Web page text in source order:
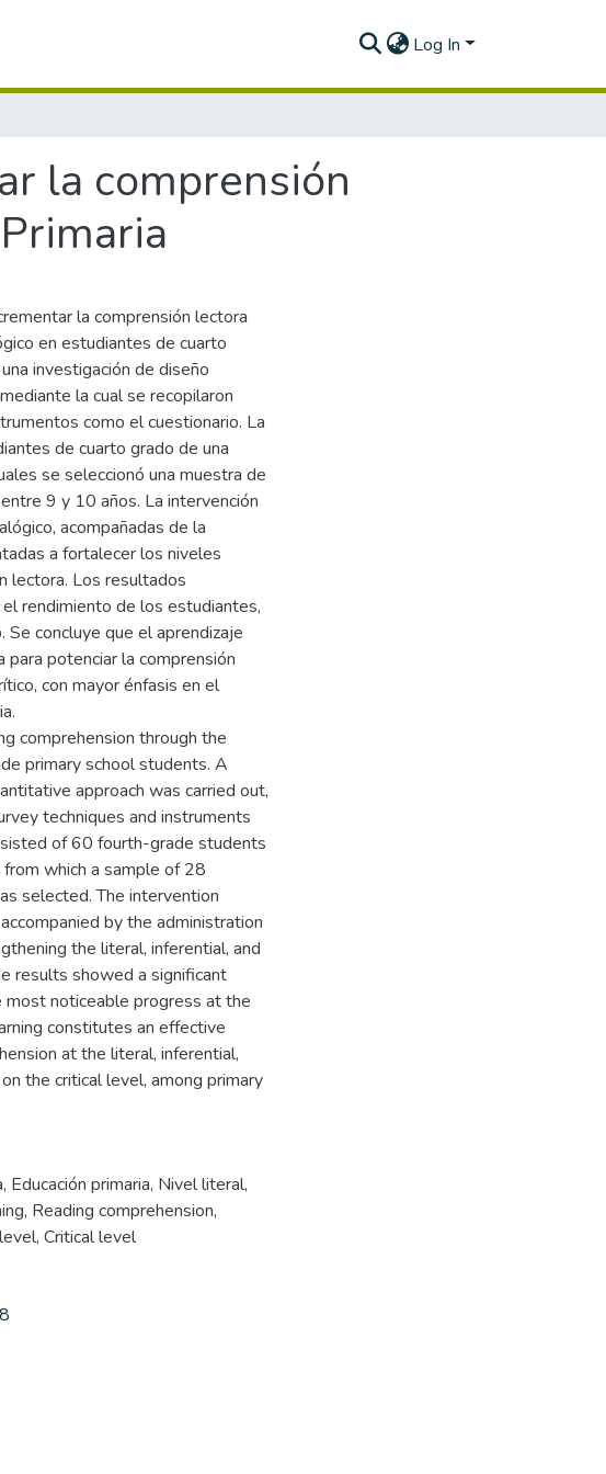
Log In
la comprensión
la comprensión lectora
en estudiantes de cuarto
investigación de diseño
la cual se recopilaron
como el cuestionario. La
de cuarto grado de una
se seleccionó una muestra de
9 y 10 años. La intervención
acompañadas de la
a fortalecer los niveles
lectora. Los resultados
rendimiento de los estudiantes,
Se concluye que el aprendizaje
potenciar la comprensión
con mayor énfasis en el
comprehension through the
primary school students. A
approach was carried out,
techniques and instruments
of 60 fourth-grade students
which a sample of 28
selected. The intervention
by the administration
the literal, inferential, and
results showed a significant
most noticeable progress at the
constitutes an effective
at the literal, inferential,
the critical level, among primary
, Educación primaria, Nivel literal,
, Reading comprehension,
, Critical level